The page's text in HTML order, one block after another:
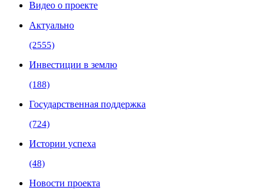
Видео о проекте
Актуально
(2555)
Инвестиции в землю
(188)
Государственная поддержка
(724)
Истории успеха
(48)
Новости проекта